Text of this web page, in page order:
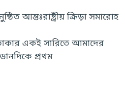
আন্তঃরাষ্ট্রীয় ক্রিড়া সমারোহ
একই সারিতে আমাদের
প্রথম